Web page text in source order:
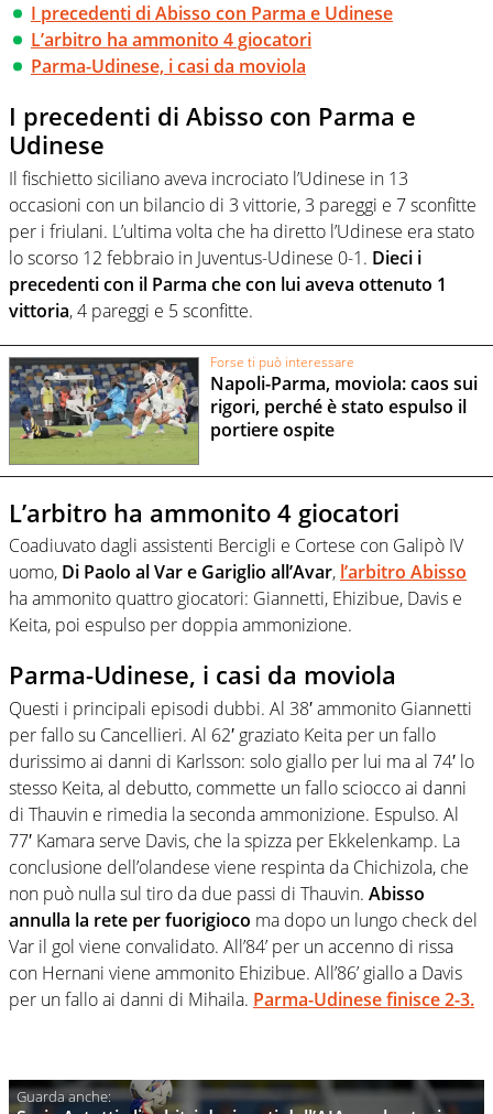
I precedenti di Abisso con Parma e Udinese
L’arbitro ha ammonito 4 giocatori
Parma-Udinese, i casi da moviola
I precedenti di Abisso con Parma e
Udinese
Il fischietto siciliano aveva incrociato l’Udinese in 13
occasioni con un bilancio di 3 vittorie, 3 pareggi e 7 sconfitte
per i friulani. L’ultima volta che ha diretto l’Udinese era stato
lo scorso 12 febbraio in Juventus-Udinese 0-1. Dieci i
precedenti con il Parma che con lui aveva ottenuto 1
vittoria, 4 pareggi e 5 sconfitte.
Forse ti può interessare
Napoli-Parma, moviola: caos sui
rigori, perché è stato espulso il
portiere ospite
L’arbitro ha ammonito 4 giocatori
Coadiuvato dagli assistenti Bercigli e Cortese con Galipò IV
uomo, Di Paolo al Var e Gariglio all’Avar, l’arbitro Abisso
ha ammonito quattro giocatori: Giannetti, Ehizibue, Davis e
Keita, poi espulso per doppia ammonizione.
Parma-Udinese, i casi da moviola
Questi i principali episodi dubbi. Al 38′ ammonito Giannetti
per fallo su Cancellieri. Al 62′ graziato Keita per un fallo
durissimo ai danni di Karlsson: solo giallo per lui ma al 74′ lo
stesso Keita, al debutto, commette un fallo sciocco ai danni
di Thauvin e rimedia la seconda ammonizione. Espulso. Al
77′ Kamara serve Davis, che la spizza per Ekkelenkamp. La
conclusione dell’olandese viene respinta da Chichizola, che
non può nulla sul tiro da due passi di Thauvin. Abisso
annulla la rete per fuorigioco ma dopo un lungo check del
Var il gol viene convalidato. All’84’ per un accenno di rissa
con Hernani viene ammonito Ehizibue. All’86’ giallo a Davis
per un fallo ai danni di Mihaila. Parma-Udinese finisce 2-3.